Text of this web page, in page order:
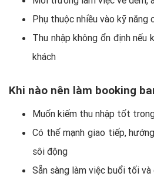
Phụ thuộc nhiều vào kỹ năng
Thu nhập không ổn định
khách
Khi nào nên làm booking
Muốn kiếm thu nhập tốt
Có thế mạnh giao tiếp,
sôi động
Sẵn sàng làm việc buổi tối